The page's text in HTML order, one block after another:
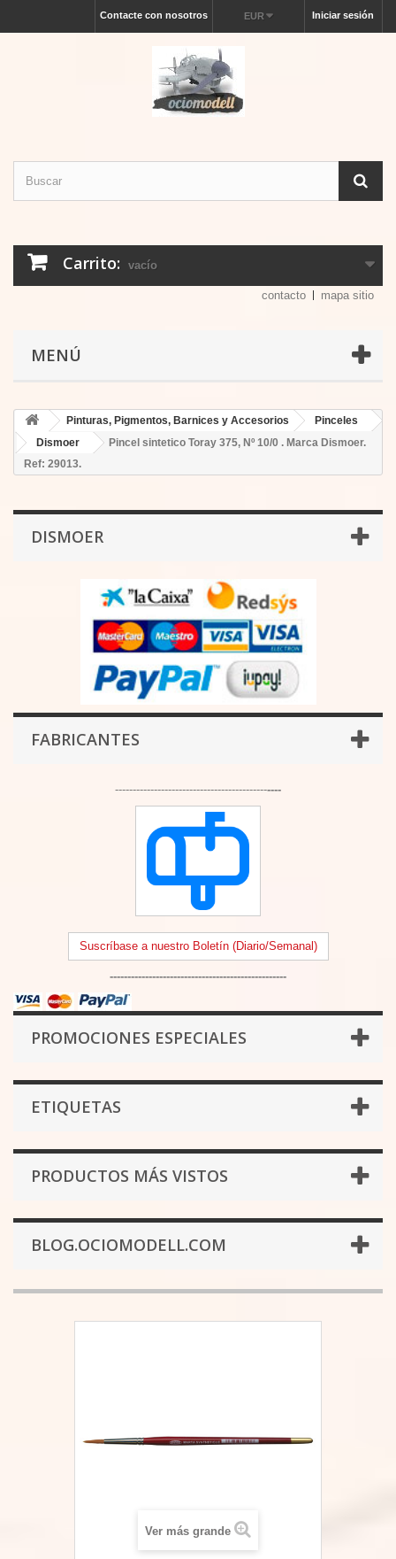
Iniciar sesión
EUR
Contacte con nosotros
Carrito: vacío
contacto mapa sitio
MENÚ
Pinturas, Pigmentos, Barnices y Accesorios
Pinceles
Dismoer
Pincel sintetico Toray 375, Nº 10/0 . Marca Dismoer.
Ref: 29013.
DISMOER
FABRICANTES
-----------------------------------------------
Suscríbase a nuestro Boletín (Diario/Semanal)
--------------------------------------------------
PROMOCIONES ESPECIALES
ETIQUETAS
PRODUCTOS MÁS VISTOS
BLOG.OCIOMODELL.COM
Ver más grande